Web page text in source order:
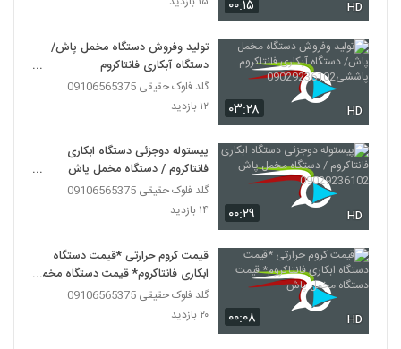
۰۰:۱۵ HD
۰۳:۲۸ HD
تولید وفروش دستگاه مخمل پاش/
دستگاه آبکاری فانتاکروم
پاششی09029236102
گلد فلوک حقیقی 09106565375
۱۲ بازدید
۰۰:۲۹ HD
پیستوله دوجزئی دستگاه ابکاری
فانتاکروم / دستگاه مخمل پاش
09029236102
گلد فلوک حقیقی 09106565375
۱۴ بازدید
۰۰:۰۸ HD
قیمت کروم حرارتی *قیمت دستگاه
ابکاری فانتاکروم* قیمت دستگاه مخمل
پاش
گلد فلوک حقیقی 09106565375
۲۰ بازدید